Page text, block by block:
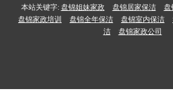
本站关键字: 盘锦姐妹家政 盘锦居家保洁 盘
盘锦家政培训
盘锦全年保洁 盘锦室内保洁
洁
盘锦家政公司